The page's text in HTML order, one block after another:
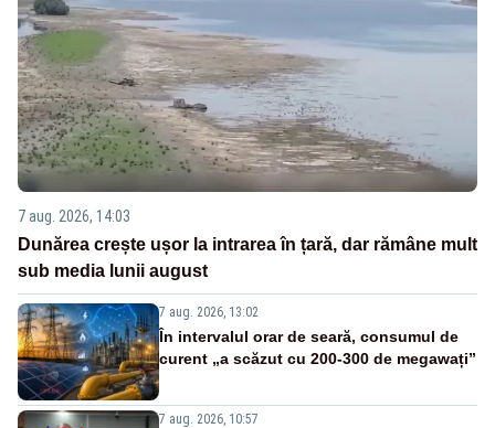
7 aug. 2026, 14:03
Dunărea crește ușor la intrarea în țară, dar rămâne mult
sub media lunii august
7 aug. 2026, 13:02
În intervalul orar de seară, consumul de
curent „a scăzut cu 200-300 de megawați”
7 aug. 2026, 10:57